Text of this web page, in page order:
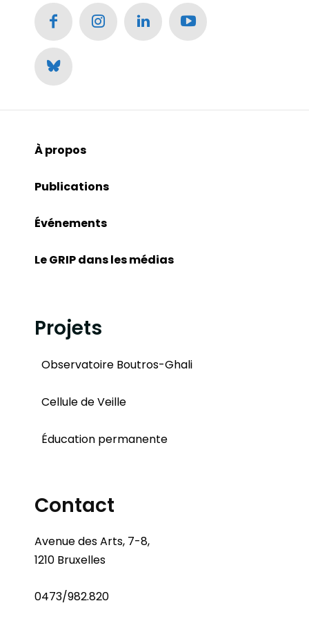
À propos
Publications
Événements
Le GRIP dans les médias
Projets
Observatoire Boutros-Ghali
Cellule de Veille
Éducation permanente
Contact
Avenue des Arts, 7-8,
1210 Bruxelles
0473/982.820